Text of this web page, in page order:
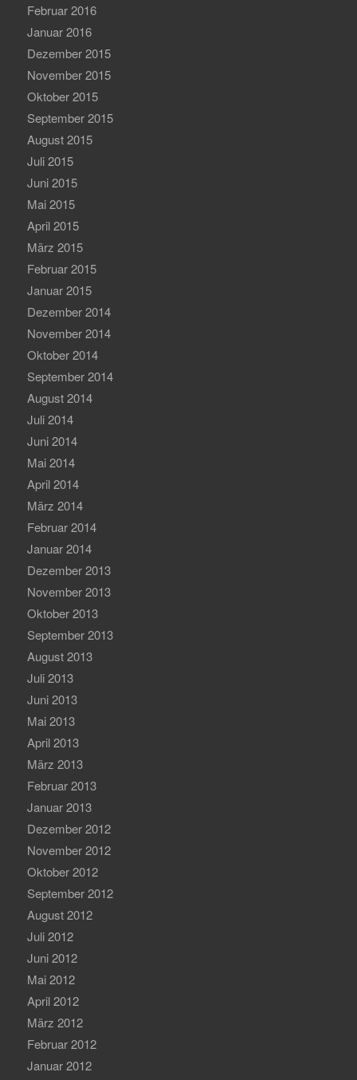
Februar 2016
Januar 2016
Dezember 2015
November 2015
Oktober 2015
September 2015
August 2015
Juli 2015
Juni 2015
Mai 2015
April 2015
März 2015
Februar 2015
Januar 2015
Dezember 2014
November 2014
Oktober 2014
September 2014
August 2014
Juli 2014
Juni 2014
Mai 2014
April 2014
März 2014
Februar 2014
Januar 2014
Dezember 2013
November 2013
Oktober 2013
September 2013
August 2013
Juli 2013
Juni 2013
Mai 2013
April 2013
März 2013
Februar 2013
Januar 2013
Dezember 2012
November 2012
Oktober 2012
September 2012
August 2012
Juli 2012
Juni 2012
Mai 2012
April 2012
März 2012
Februar 2012
Januar 2012